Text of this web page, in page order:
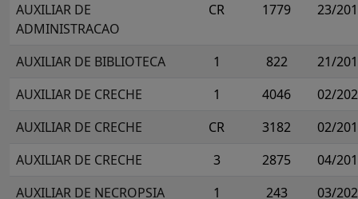
AUXILIAR DE
ADMINISTRACAO
CR 1779 23/
AUXILIAR DE BIBLIOTECA 1 822
21/
AUXILIAR DE CRECHE
1 4046
02/
AUXILIAR DE CRECHE
CR 3182
02/
AUXILIAR DE CRECHE
3 2875
04/
AUXILIAR DE NECROPSIA
1 243
03/